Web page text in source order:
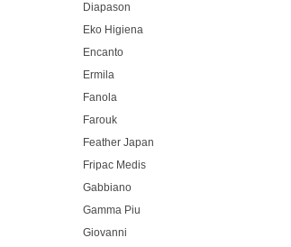
Diapason
Eko Higiena
Encanto
Ermila
Fanola
Farouk
Feather Japan
Fripac Medis
Gabbiano
Gamma Piu
Giovanni